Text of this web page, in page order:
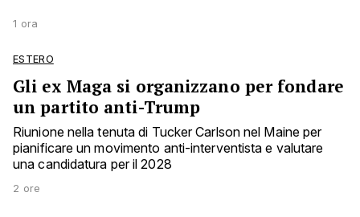
1 ora
ESTERO
Gli ex Maga si organizzano per fondare
un partito anti-Trump
Riunione nella tenuta di Tucker Carlson nel Maine per
pianificare un movimento anti-interventista e valutare
una candidatura per il 2028
2 ore